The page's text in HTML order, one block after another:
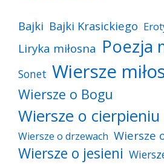
Bajki Bajki Krasickiego
Liryka miłosna Poezja
Sonet Wiersze
Wiersze o Bogu
Wiersze o cierpieniu
Wiersze o drzewach Wiersze
Wiersze o jesieni